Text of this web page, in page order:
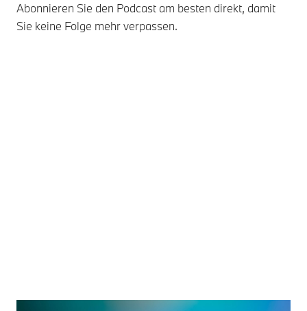
Abonnieren Sie den Podcast am besten direkt, damit
Sie keine Folge mehr verpassen.